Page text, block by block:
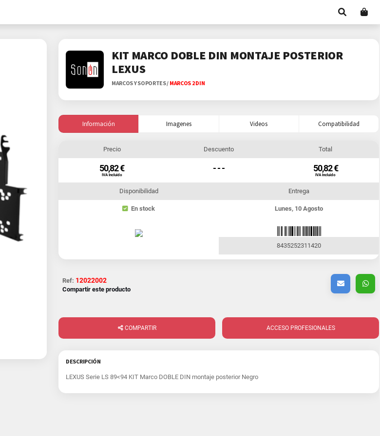
KIT MARCO DOBLE DIN MONTAJE POSTERIOR
LEXUS
MARCOS Y SOPORTES/ MARCOS 2 DIN
Información Imagenes Videos Compatibilidad
Precio
50,82 €
IVA Incluido
Descuento
- - -
Total
50,82 €
IVA Incluido
Disponibilidad
En stock
Entrega
Lunes, 10 Agosto
8435252311420
Ref: 12022002
Compartir este producto
COMPARTIR ACCESO PROFESIONALES
DESCRIPCIÓN
LEXUS Serie LS 89<94 KIT Marco DOBLE DIN montaje posterior Negro